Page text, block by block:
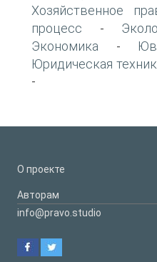
Хозяйственное
процесс -
Экономика -
Юридическая
-
О проекте
Авторам
info@pravo.studio